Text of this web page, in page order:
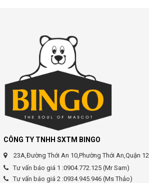
CÔNG TY TNHH SXTM BINGO
23A,Đường Thới An 10,Phường Thới An,Quận 12
Tư vấn báo giá 1 :0904.772.125 (Mr Sam)
Tư vấn báo giá 2 :0934.945.946 (Ms Thảo)